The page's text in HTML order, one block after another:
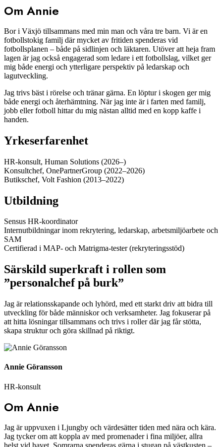
Om Annie
Bor i Växjö tillsammans med min man och våra tre barn. Vi är en
fotbollstokig familj där mycket av fritiden spenderas vid
fotbollsplanen – både på sidlinjen och läktaren. Utöver att heja fram
lagen är jag också engagerad som ledare i ett fotbollslag, vilket ger
mig både energi och ytterligare perspektiv på ledarskap och
lagutveckling.
Jag trivs bäst i rörelse och tränar gärna. En löptur i skogen ger mig
både energi och återhämtning. När jag inte är i farten med familj,
jobb eller fotboll hittar du mig nästan alltid med en kopp kaffe i
handen.
Yrkeserfarenhet
HR-konsult, Human Solutions (2026–)
Konsultchef, OnePartnerGroup (2022–2026)
Butikschef, Volt Fashion (2013–2022)
Utbildning
Sensus HR-koordinator
Internutbildningar inom rekrytering, ledarskap, arbetsmiljöarbete och
SAM
Certifierad i MAP- och Matrigma-tester (rekryteringsstöd)
Särskild superkraft i rollen som
”personalchef på burk”
Jag är relationsskapande och lyhörd, med ett starkt driv att bidra till
utveckling för både människor och verksamheter. Jag fokuserar på
att hitta lösningar tillsammans och trivs i roller där jag får stötta,
skapa struktur och göra skillnad på riktigt.
Annie Göransson
HR-konsult
Om Annie
Jag är uppvuxen i Ljungby och värdesätter tiden med nära och kära.
Jag tycker om att koppla av med promenader i fina miljöer, allra
helst vid havet. Somrarna spenderas gärna i stugan på västkusten –